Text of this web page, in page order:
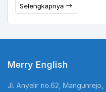
Selengkapnya
Merry English
Jl. Anyelir no.62, Mangunrejo,